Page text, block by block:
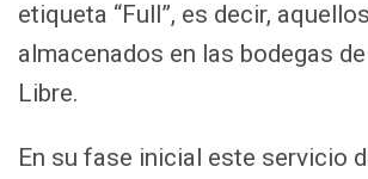
etiqueta “Full”, es decir,
almacenados en las bodegas
Libre.
En su fase inicial este servicio